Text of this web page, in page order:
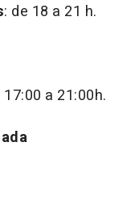
: de 18 a 21 h.
a 21:00h.